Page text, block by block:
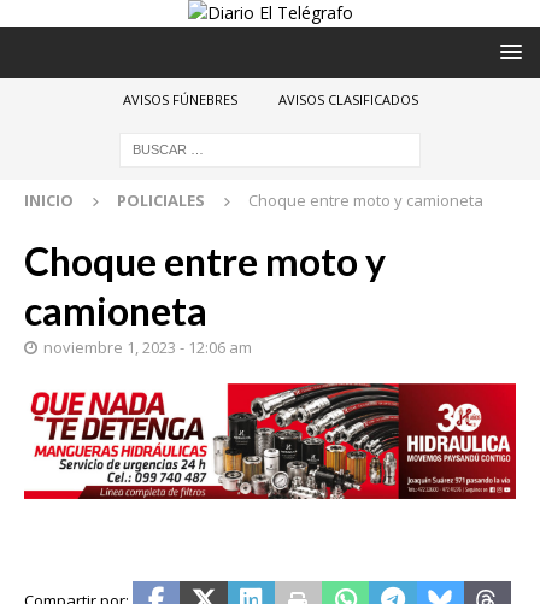
AVISOS FÚNEBRES AVISOS CLASIFICADOS
INICIO POLICIALES Choque entre moto y camioneta
Choque entre moto y
camioneta
noviembre 1, 2023 - 12:06 am